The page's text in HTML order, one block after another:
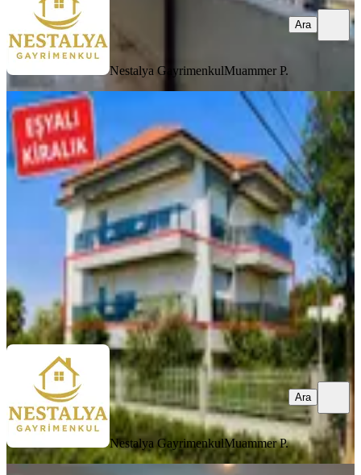
Nestalya GayrimenkulMuammer P.
Ara
YENİ
Şehir Hastanesi Yakınında Modern
Tasarımlı Kiralık Eşyalı Daire
Antalya, Kepez
3+1·140 m²·1. Kat·06.08.2026
50.000 ₺
Nestalya GayrimenkulMuammer P.
Ara
Nestalya GayrimenkulMuammer P.
Ara